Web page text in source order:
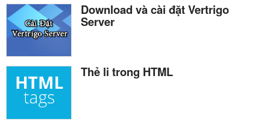
Download và cài đặt Vertrigo
Server
Thẻ li trong HTML